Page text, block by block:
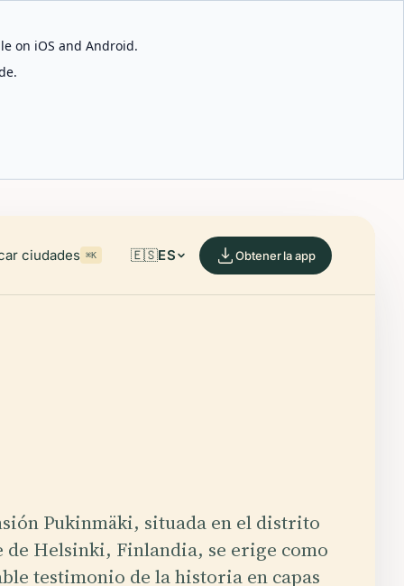
on iOS and Android.
ciudades ⌘K 🇪🇸ES Obtener la app
Pukinmäki, situada en el distrito
de Helsinki, Finlandia, se erige como
testimonio de la historia en capas